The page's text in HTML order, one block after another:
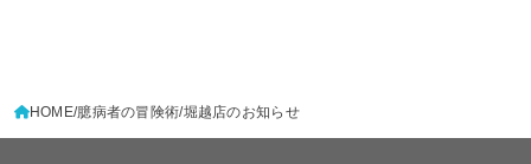
HOME 臆病者の冒険術 堀越店のお知らせ